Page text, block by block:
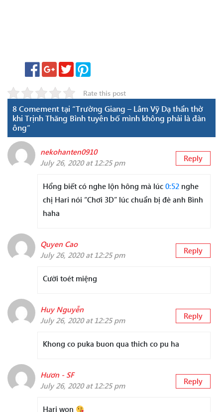
Rate this post
8 Comement tại “Trường Giang – Lâm Vỹ Dạ thẩn thờ
khi Trịnh Thăng Bình tuyên bố mình không phải là đàn
ông”
nekohanten0910
July 26, 2020 at 12:25 pm
Reply
Hổng biết có nghe lộn hông mà lúc 0:52 nghe
chị Hari nói “Chơi 3D” lúc chuẩn bị đè anh Bình
haha
Quyen Cao
July 26, 2020 at 12:25 pm
Reply
Cười toét miệng
Huy Nguyễn
July 26, 2020 at 12:25 pm
Reply
Khong co puka buon qua thich co pu ha
Hươn - SF
July 26, 2020 at 12:25 pm
Reply
Hari won